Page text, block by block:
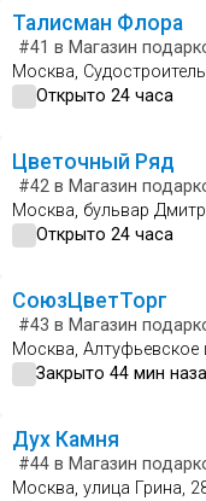
Талисман Флора
#41 в Магазин
Москва,
Открыто 24 часа
Цветочный Ряд
#42 в Магазин
Москва, бульвар
Открыто 24 часа
СоюзЦветТорг
#43 в Магазин
Москва, Алтуфьевское
Закрыто 44 мин
Дух Камня
#44 в Магазин
Москва, улица Грина,